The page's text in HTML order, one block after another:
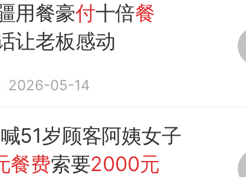
用餐豪付十倍餐
让老板感动
2026-05-14
51岁顾客阿姨女子
餐费索要2000元